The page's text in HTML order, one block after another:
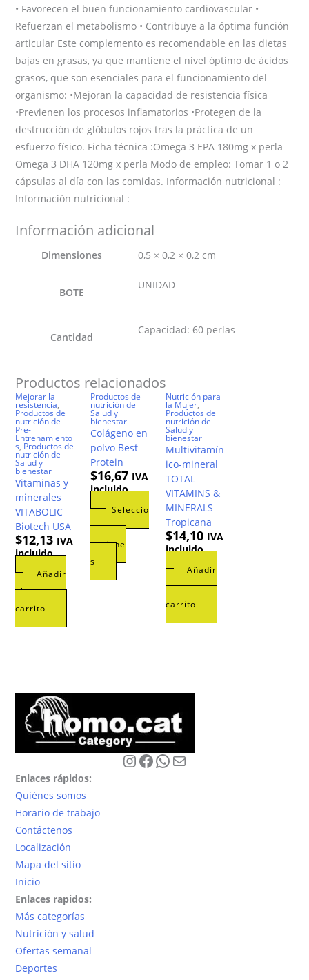
• Favorecen el buen funcionamiento cardiovascular •
Refuerzan el metabolismo • Contribuye a la óptima función
articular Este complemento es recomendable en las dietas
bajas en grasas, ya que mantiene el nivel óptimo de ácidos
grasos, que son esenciales para el funcionamiento del
organismo: •Mejoran la capacidad de resistencia física
•Previenen los procesos inflamatorios •Protegen de la
destrucción de glóbulos rojos tras la práctica de un
esfuerzo físico. Ficha técnica :Omega 3 EPA 180mg x perla
Omega 3 DHA 120mg x perla Modo de empleo: Tomar 1 o 2
cápsulas al día con las comidas. Información nutricional :
Información nutricional :
Información adicional
Dimensiones 0,5 × 0,2 × 0,2 cm
BOTE
UNIDAD
Cantidad
Capacidad: 60 perlas
Productos relacionados
Mejorar la
resistencia,
Productos de
nutrición de
Pre-
Entrenamiento
s, Productos de
nutrición de
Salud y
bienestar
Vitaminas y
minerales
VITABOLIC
Biotech USA
$12,13 IVA
incluido
Añadir
al
carrito
Productos de
nutrición de
Salud y
bienestar
Colágeno en
polvo Best
Protein
$16,67 IVA
incluido
Seleccio
nar
opcione
s
Este
elegir
en
página
Nutrición para
la Mujer,
Productos de
nutrición de
Salud y
bienestar
Multivitamín
ico-mineral
TOTAL
VITAMINS &
MINERALS
Tropicana
$14,10 IVA
incluido
Añadir
al
carrito
Instagram
Facebook
WhatsApp
Correo electrónico
Enlaces rápidos:
Quiénes somos
Horario de trabajo
Contáctenos
Localización
Mapa del sitio
Inicio
Enlaces rapidos:
Más categorías
Nutrición y salud
Ofertas semanal
Deportes